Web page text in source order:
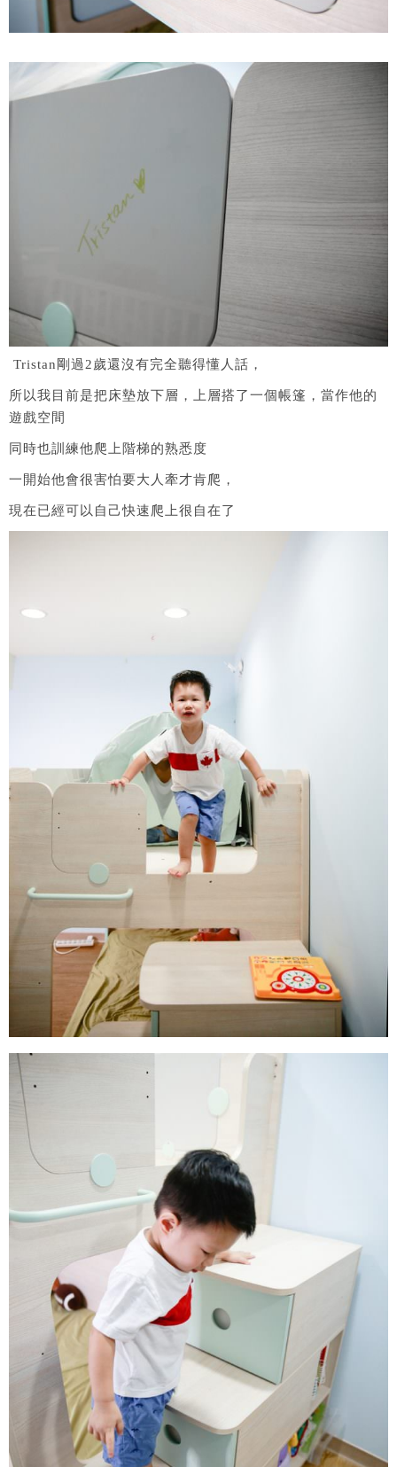
Tristan剛過2歲還沒有完全聽得懂人話，
所以我目前是把床墊放下層，上層搭了一個帳篷，當作他的
遊戲空間
同時也訓練他爬上階梯的熟悉度
一開始他會很害怕要大人牽才肯爬，
現在已經可以自己快速爬上很自在了